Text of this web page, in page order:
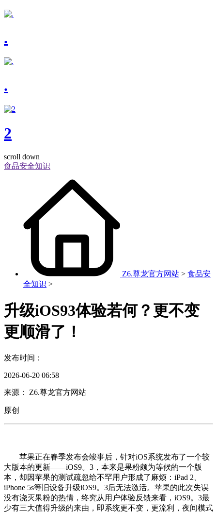
.
.
2
scroll down
食品安全知识
Z6.尊龙官方网站 > 食品安
全知识 >
升级iOS93体验若何？更不变
更顺滑了！
发布时间：
2026-06-20 06:58
来源： Z6.尊龙官方网站
原创
苹果正在春季发布会竣事后，针对iOS系统发布了一个较
大版本的更新——iOS9。3，本来是果粉颇为等候的一个版
本，却因苹果的测试疏忽给不罕用户形成了麻烦：iPad 2、
iPhone 5s等旧设备升级iOS9。3后无法激活。苹果的此次失误
没有浇灭果粉的热情，终究从用户体验反馈来看，iOS9。3最
少有三大值得升级的来由，即系统更不变，更流利，夜间模式